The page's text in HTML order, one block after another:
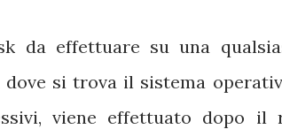
da effettuare su una
si trova il sistema
viene effettuato dopo il